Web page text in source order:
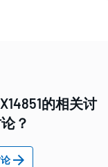
的相关讨
？